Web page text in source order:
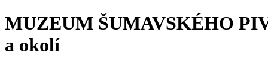
MUZEUM ŠUMAVSKÉHO
a okolí